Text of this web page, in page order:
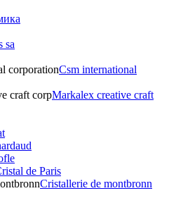
sa
Csm international
Markalex creative craft
de Paris
Cristallerie de montbronn